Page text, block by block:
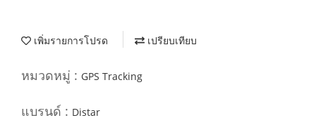
เพิ่มรายการโปรด เปรียบเทียบ
หมวดหมู่ : GPS Tracking
แบรนด์ : Distar